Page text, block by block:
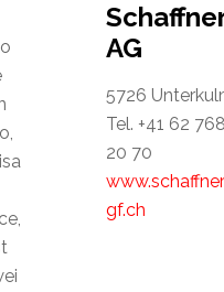
AG
5726
Tel. +41 62
20 70
gf.ch